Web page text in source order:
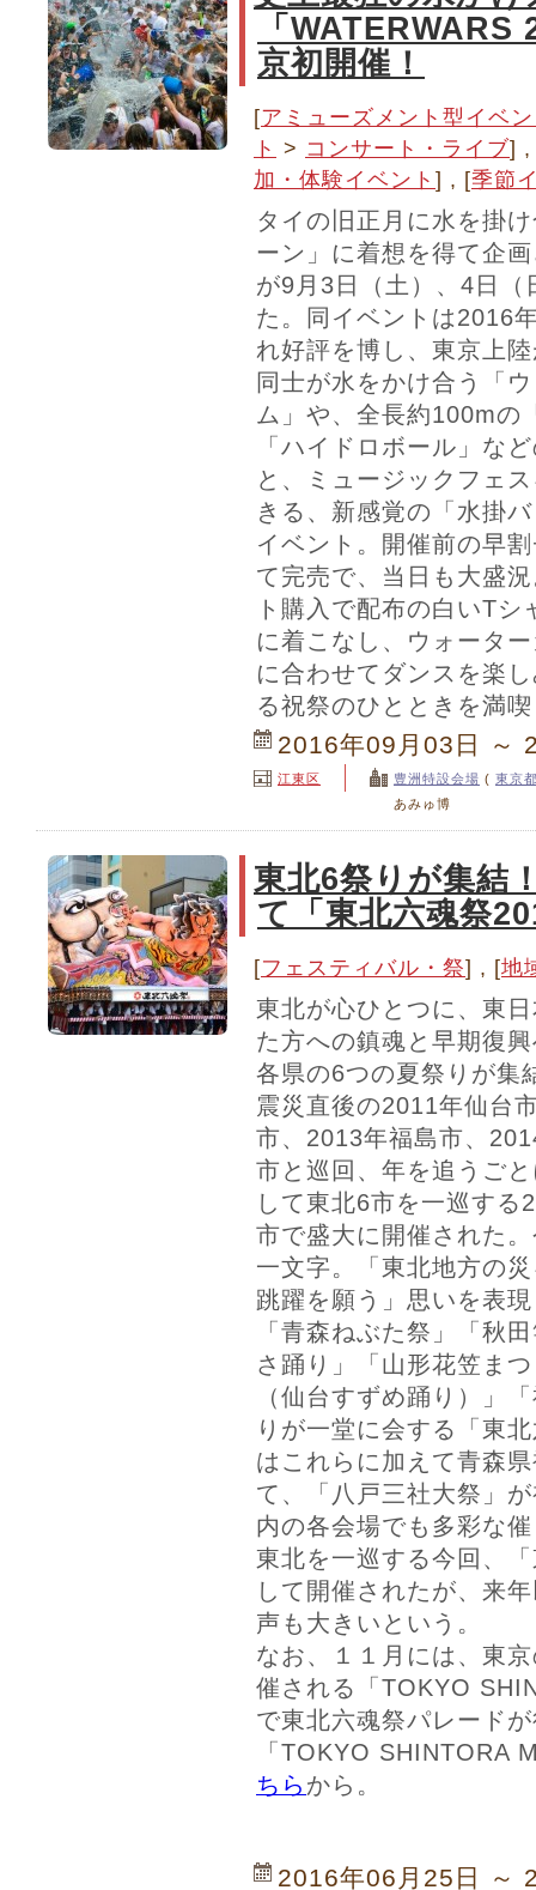
「
京初開催！
[アミューズメント型イベ
ト > コンサート・ライブ] ,
加・体験イベント ] , [季節
タイの旧正月に水を掛
ーン」に着想を得て企
が9月3日（土）、4日
た。同イベントは2016
れ好評を博し、東京上
同士が水をかけ合う「
ム」や、全長約100mの
「ハイドロボール」な
と、ミュージックフェ
きる、新感覚の「水掛
イベント。開催前の早
て完売で、当日も大盛
ト購入で配布の白いT
に着こなし、ウォータ
に合わせてダンスを楽
る祝祭のひとときを満
2016年09月03日 ～
江東区 豊洲特設会場 ( 東京
あみゅ博
東北6祭りが集結
て「東北六魂祭
[フェスティバル・祭] , [地
東北が心ひとつに、東
た方への鎮魂と早期復
各県の6つの夏祭りが集
震災直後の2011年仙台
市、2013年福島市、
市と巡回、年を追うご
して東北6市を一巡す
市で盛大に開催された
一文字。「東北地方の
跳躍を願う」思いを表
「青森ねぶた祭」「秋
さ踊り」「山形花笠ま
（仙台すずめ踊り）」
りが一堂に会する「東
はこれらに加えて青森
て、「八戸三社大祭」
内の各会場でも多彩な
東北を一巡する今回、
して開催されたが、来
声も大きいという。
なお、１１月には、東
催される「TOKYO
で東北六魂祭パレード
「TOKYO SHINTORA
ちら から。
2016年06月25日 ～